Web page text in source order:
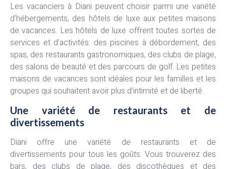
Les vacanciers à Diani peuvent choisir parmi une variété
d’hébergements, des hôtels de luxe aux petites maisons
de vacances. Les hôtels de luxe offrent toutes sortes de
services et d’activités: des piscines à débordement, des
spas, des restaurants gastronomiques, des clubs de plage,
des salons de beauté et des parcours de golf. Les petites
maisons de vacances sont idéales pour les familles et les
groupes qui souhaitent avoir plus d’intimité et de liberté.
Une variété de restaurants et de
divertissements
Diani offre une variété de restaurants et de
divertissements pour tous les goûts. Vous trouverez des
bars, des clubs de plage, des discothèques et des